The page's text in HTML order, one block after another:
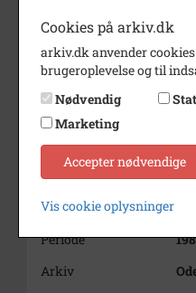
Arkivskaber
Beskrivelse
Bemærkning
Periode
Arkiv
Cookies på arkiv.dk
arkiv.dk anvender
brugeroplevelse og til
Nødvendig
Marketing
Accepter nødvendige
Vis cookie oplysninger